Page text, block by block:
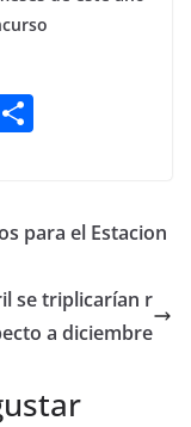
p
tir
para el Estacion
se triplicarían r
a diciembre